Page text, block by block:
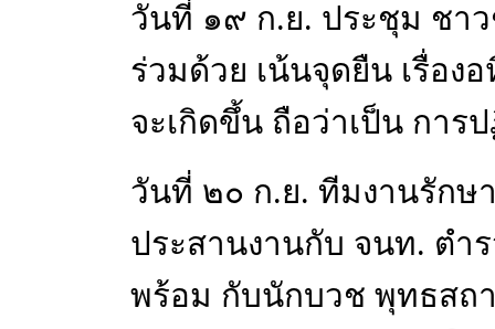
วันที่ ๑๙ ก.ย. ประชุม ชา
ร่วมด้วย เน้นจุดยืน เรื่อง
จะเกิดขึ้น ถือว่าเป็น การ
วันที่ ๒๐ ก.ย. ทีมงานรัก
ประสานงานกับ จนท. ตำ
พร้อม กับนักบวช พุทธสถ